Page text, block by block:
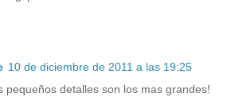
10 de diciembre de 2011 a las 19:25
pequeños detalles son los mas grandes!